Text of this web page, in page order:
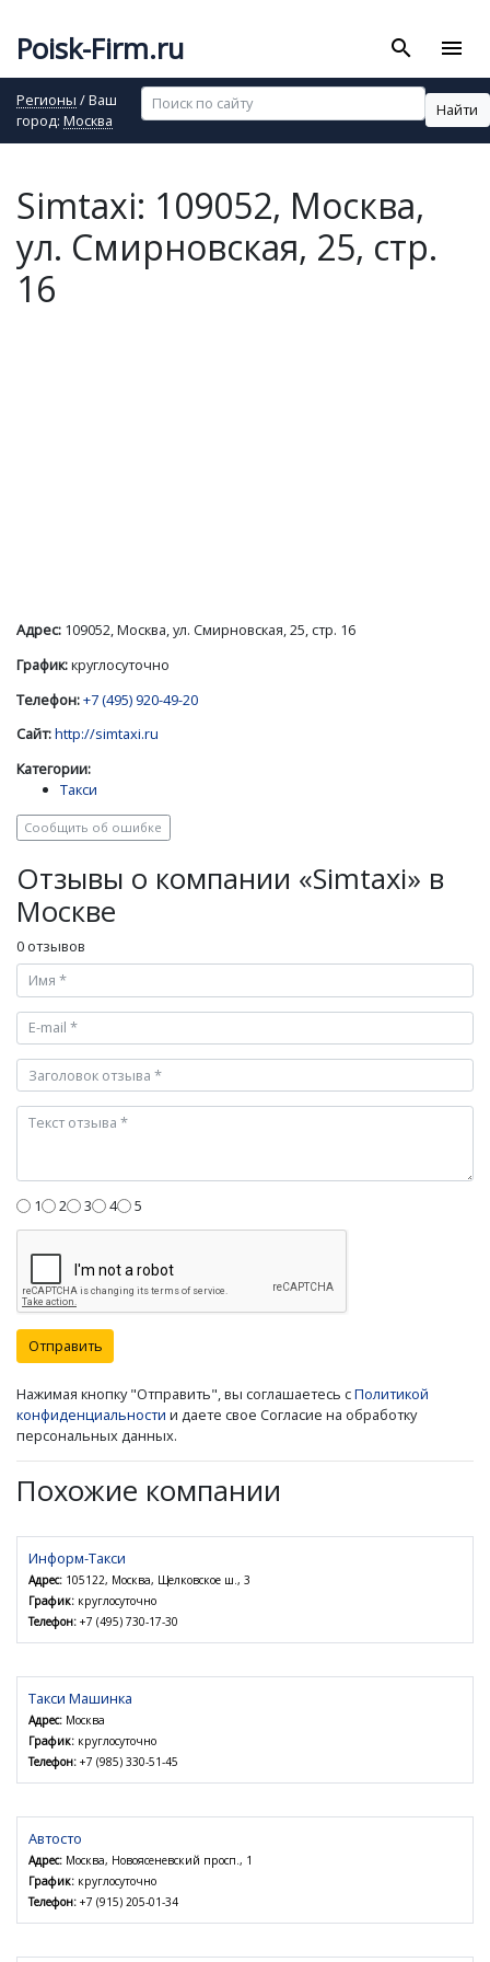
Poisk-Firm.ru search menu
Регионы / Ваш
город: Москва
Найти
Simtaxi: 109052, Москва,
ул. Смирновская, 25, стр.
16
Адрес: 109052, Москва, ул. Смирновская, 25, стр. 16
График:круглосуточно
Телефон:+7 (495) 920-49-20
Сайт:http://simtaxi.ru
Категории:
Такси
Сообщить об ошибке
Отзывы о компании «Simtaxi» в
Москве
0 отзывов
1 2 3 4 5
Отправить
Нажимая кнопку "Отправить", вы соглашаетесь сПолитикой
конфиденциальности и даете свое Согласие на обработку
персональных данных.
Похожие компании
Информ-Такси
Адрес: 105122, Москва, Щелковское ш., 3
График: круглосуточно
Телефон: +7 (495) 730-17-30
Такси Машинка
Адрес: Москва
График: круглосуточно
Телефон: +7 (985) 330-51-45
Автосто
Адрес: Москва, Новоясеневский просп., 1
График: круглосуточно
Телефон: +7 (915) 205-01-34